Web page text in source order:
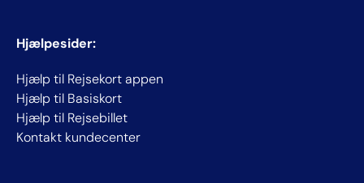
Hjælpesider:
Hjælp til Rejsekort appen
Hjælp til Basiskort
Hjælp til Rejsebillet
Kontakt kundecenter